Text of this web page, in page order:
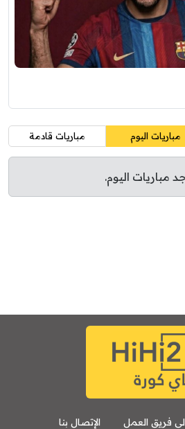
مباريات اليوم مباريات قادمة
مباريات اليوم.
فريق العمل الإتصال بنا